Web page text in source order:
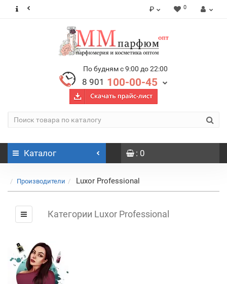
₽ 0
По будням с 9:00 до 22:00
8 901 100-00-45
Каталог : 0
Производители Luxor Professional
Категории Luxor Professional